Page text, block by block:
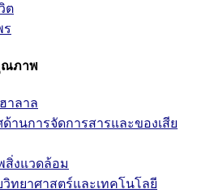
ต
ณภาพ
าลาล
านการจัดการสารและของเสีย
งแวดล้อม
ทยาศาสตร์และเทคโนโลยี